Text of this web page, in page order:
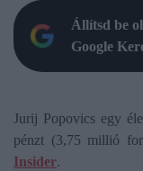
Állítsd be
Google
Jurij Popovics egy
pénzt (3,75 millió
Insider.